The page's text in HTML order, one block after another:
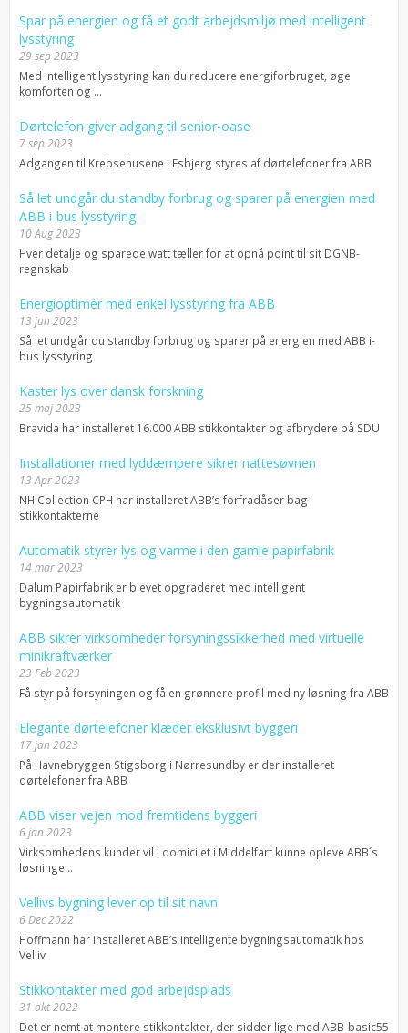
Spar på energien og få et godt arbejdsmiljø med intelligent
lysstyring
29 sep 2023
Med intelligent lysstyring kan du reducere energiforbruget, øge
komforten og ...
Dørtelefon giver adgang til senior-oase
7 sep 2023
Adgangen til Krebsehusene i Esbjerg styres af dørtelefoner fra ABB
Så let undgår du standby forbrug og sparer på energien med
ABB i-bus lysstyring
10 Aug 2023
Hver detalje og sparede watt tæller for at opnå point til sit DGNB-
regnskab
Energioptimér med enkel lysstyring fra ABB
13 jun 2023
Så let undgår du standby forbrug og sparer på energien med ABB i-
bus lysstyring
Kaster lys over dansk forskning
25 maj 2023
Bravida har installeret 16.000 ABB stikkontakter og afbrydere på SDU
Installationer med lyddæmpere sikrer nattesøvnen
13 Apr 2023
NH Collection CPH har installeret ABB’s forfradåser bag
stikkontakterne
Automatik styrer lys og varme i den gamle papirfabrik
14 mar 2023
Dalum Papirfabrik er blevet opgraderet med intelligent
bygningsautomatik
ABB sikrer virksomheder forsyningssikkerhed med virtuelle
minikraftværker
23 Feb 2023
Få styr på forsyningen og få en grønnere profil med ny løsning fra ABB
Elegante dørtelefoner klæder eksklusivt byggeri
17 jan 2023
På Havnebryggen Stigsborg i Nørresundby er der installeret
dørtelefoner fra ABB
ABB viser vejen mod fremtidens byggeri
6 jan 2023
Virksomhedens kunder vil i domicilet i Middelfart kunne opleve ABB´s
løsninge...
Vellivs bygning lever op til sit navn
6 Dec 2022
Hoffmann har installeret ABB’s intelligente bygningsautomatik hos
Velliv
Stikkontakter med god arbejdsplads
31 okt 2022
Det er nemt at montere stikkontakter, der sidder lige med ABB-basic55